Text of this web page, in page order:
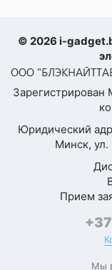
функции
выбор
Наталья
очень
Моя
© 2026 i-
Юридический
Минск, ул.
Прием
Мы